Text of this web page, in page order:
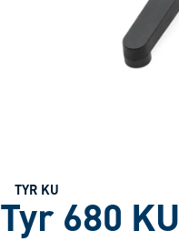
TYR KU
Tyr 680 KU